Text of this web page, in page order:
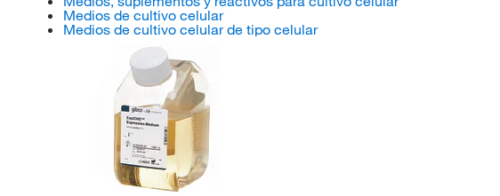
Medios de cultivo celular
Medios de cultivo celular de tipo celular